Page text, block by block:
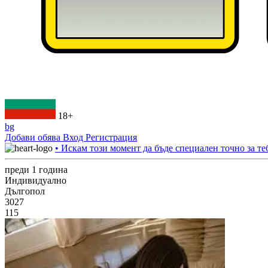
18+
bg
Добави обява Вход Регистрация
• Искам този момент да бъде специален точно за
преди 1 година
Индивидуално
Дългопол
3027
115